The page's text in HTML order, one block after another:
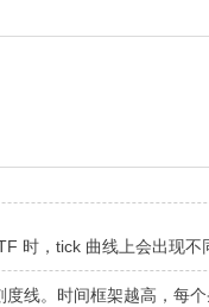
时，tick 曲线上会出现
线。时间框架越高，每个